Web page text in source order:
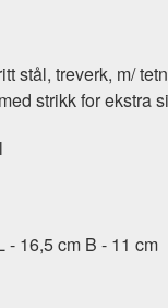
stål, treverk, m/
strikk for ekstra
- 16,5 cm B - 11 cm